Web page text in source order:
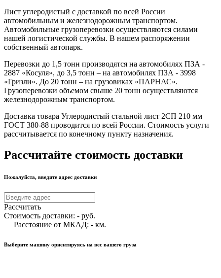
Лист углеродистый с доставкой по всей России
автомобильным и железнодорожным транспортом.
Автомобильные грузоперевозки осуществляются силами
нашей логистической службы. В нашем распоряжении
собственный автопарк.
Перевозки до 1,5 тонн производятся на автомобилях ПЗА -
2887 «Косуля», до 3,5 тонн – на автомобилях ПЗА - 3998
«Гризли». До 20 тонн – на грузовиках «ПАРНАС».
Грузоперевозки объемом свыше 20 тонн осуществляются
железнодорожным транспортом.
Доставка товара Углеродистый стальной лист 2СП 210 мм
ГОСТ 380-88 проводится по всей России. Стоимость услуги
рассчитывается по конечному пункту назначения.
Рассчитайте стоимость доставки
Пожалуйста, введите адрес доставки
Рассчитать
Стоимость доставки: - руб.
Расстояние от МКАД: - км.
Выберите машину ориентируясь на вес вашего груза